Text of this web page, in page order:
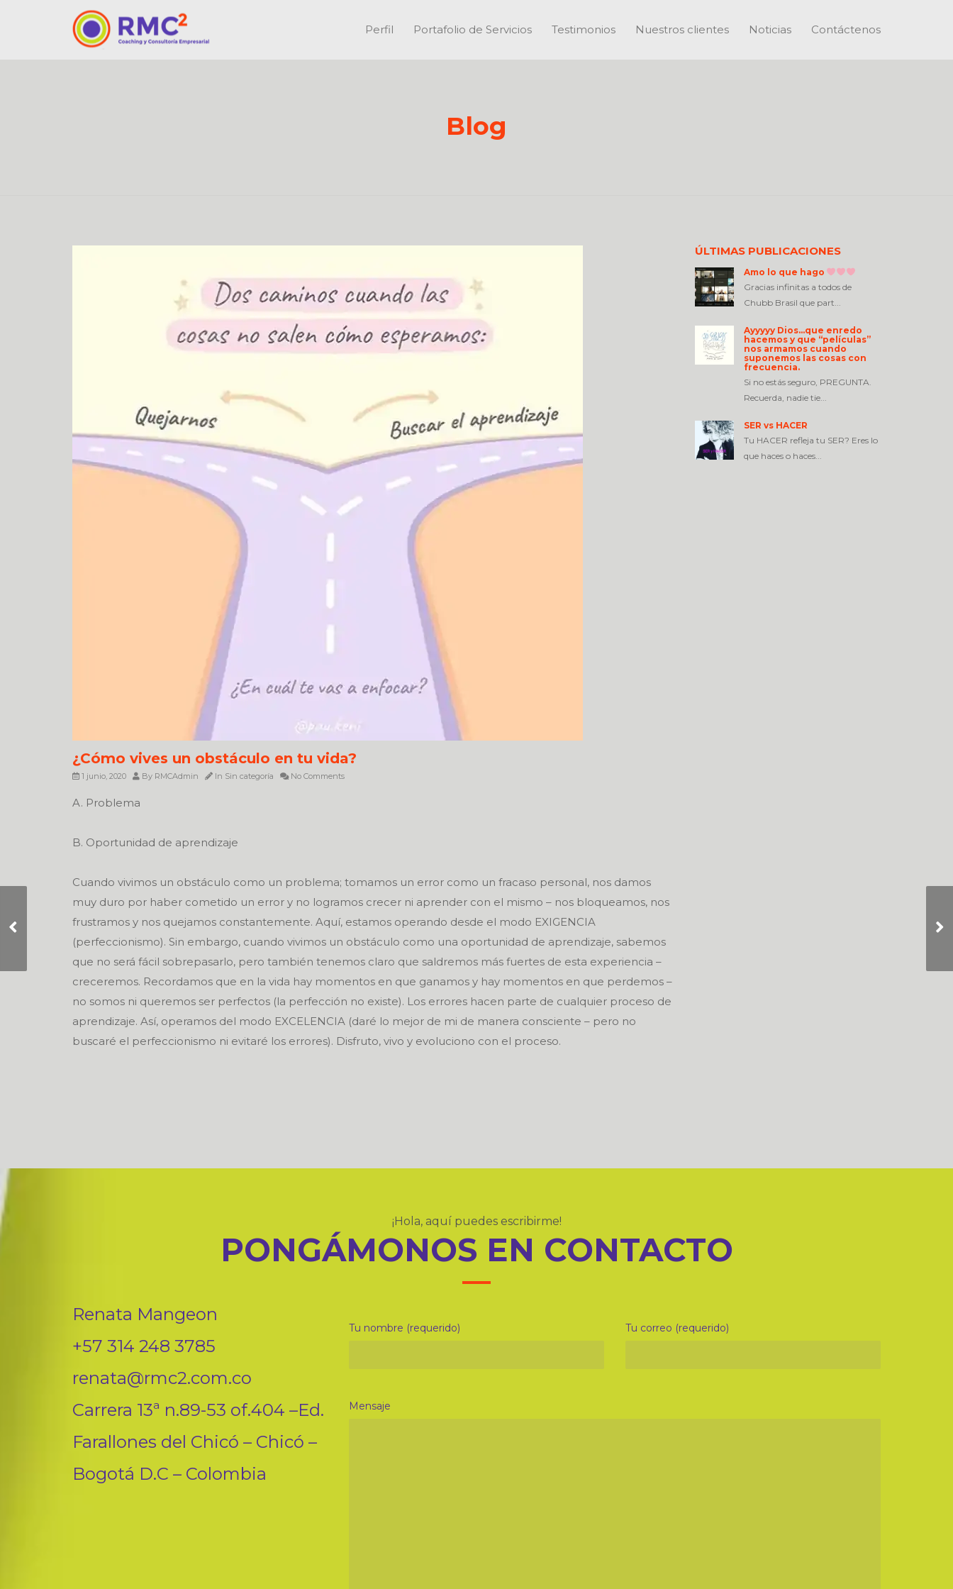
Perfil Portafolio de Servicios Testimonios Nuestros clientes Noticias Contáctenos
Blog
¿Cómo vives un obstáculo en tu vida?
1 junio, 2020 By RMCAdmin In Sin categoría No Comments
A. Problema
B. Oportunidad de aprendizaje
Cuando vivimos un obstáculo como un problema; tomamos un error como un fracaso personal, nos damos
muy duro por haber cometido un error y no logramos crecer ni aprender con el mismo – nos bloqueamos, nos
frustramos y nos quejamos constantemente. Aquí, estamos operando desde el modo EXIGENCIA
(perfeccionismo). Sin embargo, cuando vivimos un obstáculo como una oportunidad de aprendizaje, sabemos
que no será fácil sobrepasarlo, pero también tenemos claro que saldremos más fuertes de esta experiencia –
creceremos. Recordamos que en la vida hay momentos en que ganamos y hay momentos en que perdemos –
no somos ni queremos ser perfectos (la perfección no existe). Los errores hacen parte de cualquier proceso de
aprendizaje. Así, operamos del modo EXCELENCIA (daré lo mejor de mi de manera consciente – pero no
buscaré el perfeccionismo ni evitaré los errores). Disfruto, vivo y evoluciono con el proceso.
ÚLTIMAS PUBLICACIONES
Amo lo que hago
Gracias infinitas a todos de
Chubb Brasil que part...
Ayyyyy Dios…que enredo
hacemos y que “películas”
nos armamos cuando
suponemos las cosas con
frecuencia.
Si no estás seguro, PREGUNTA.
Recuerda, nadie tie...
SER vs HACER
Tu HACER refleja tu SER? Eres lo
que haces o haces...
nada…no pierde, no
¡Hola, aquí puedes escribirme!
PONGÁMONOS EN CONTACTO
Renata Mangeon
+57 314 248 3785
renata@rmc2.com.co
Carrera 13ª n.89-53 of.404 –Ed.
Farallones del Chicó – Chicó –
Bogotá D.C – Colombia
Tu nombre (requerido) Tu correo (requerido)
Mensaje